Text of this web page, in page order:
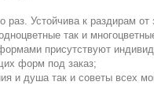
Устойчива к раздирам от
так и
присутствуют
форм под заказ;
и душа так и советы всех